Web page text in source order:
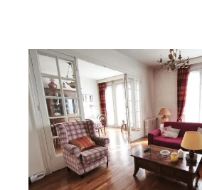
ROANNE 42
134,60 m
, 5 pièces
Ref : 6180
Appartement F4 à vendre
199 000 €
Visiter le site dédié